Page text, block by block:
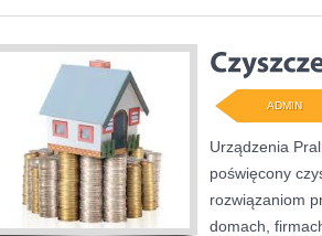
ADMIN
Urządzenia
poświęcony
rozwiązaniom
domach,